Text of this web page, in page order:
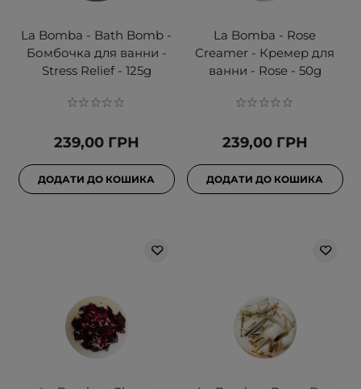
La Bomba - Bath Bomb -
Бомбочка для ванни -
Stress Relief - 125g
239,00 ГРН
ДОДАТИ ДО КОШИКА
La Bomba - Rose
Creamer - Кремер для
ванни - Rose - 50g
239,00 ГРН
ДОДАТИ ДО КОШИКА